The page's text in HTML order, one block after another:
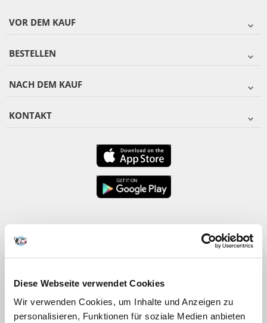
Diese Webseite verwendet Cookies
Wir verwenden Cookies, um Inhalte und Anzeigen zu
personalisieren, Funktionen für soziale Medien anbieten
VOR DEM KAUF
BESTELLEN
NACH DEM KAUF
KONTAKT